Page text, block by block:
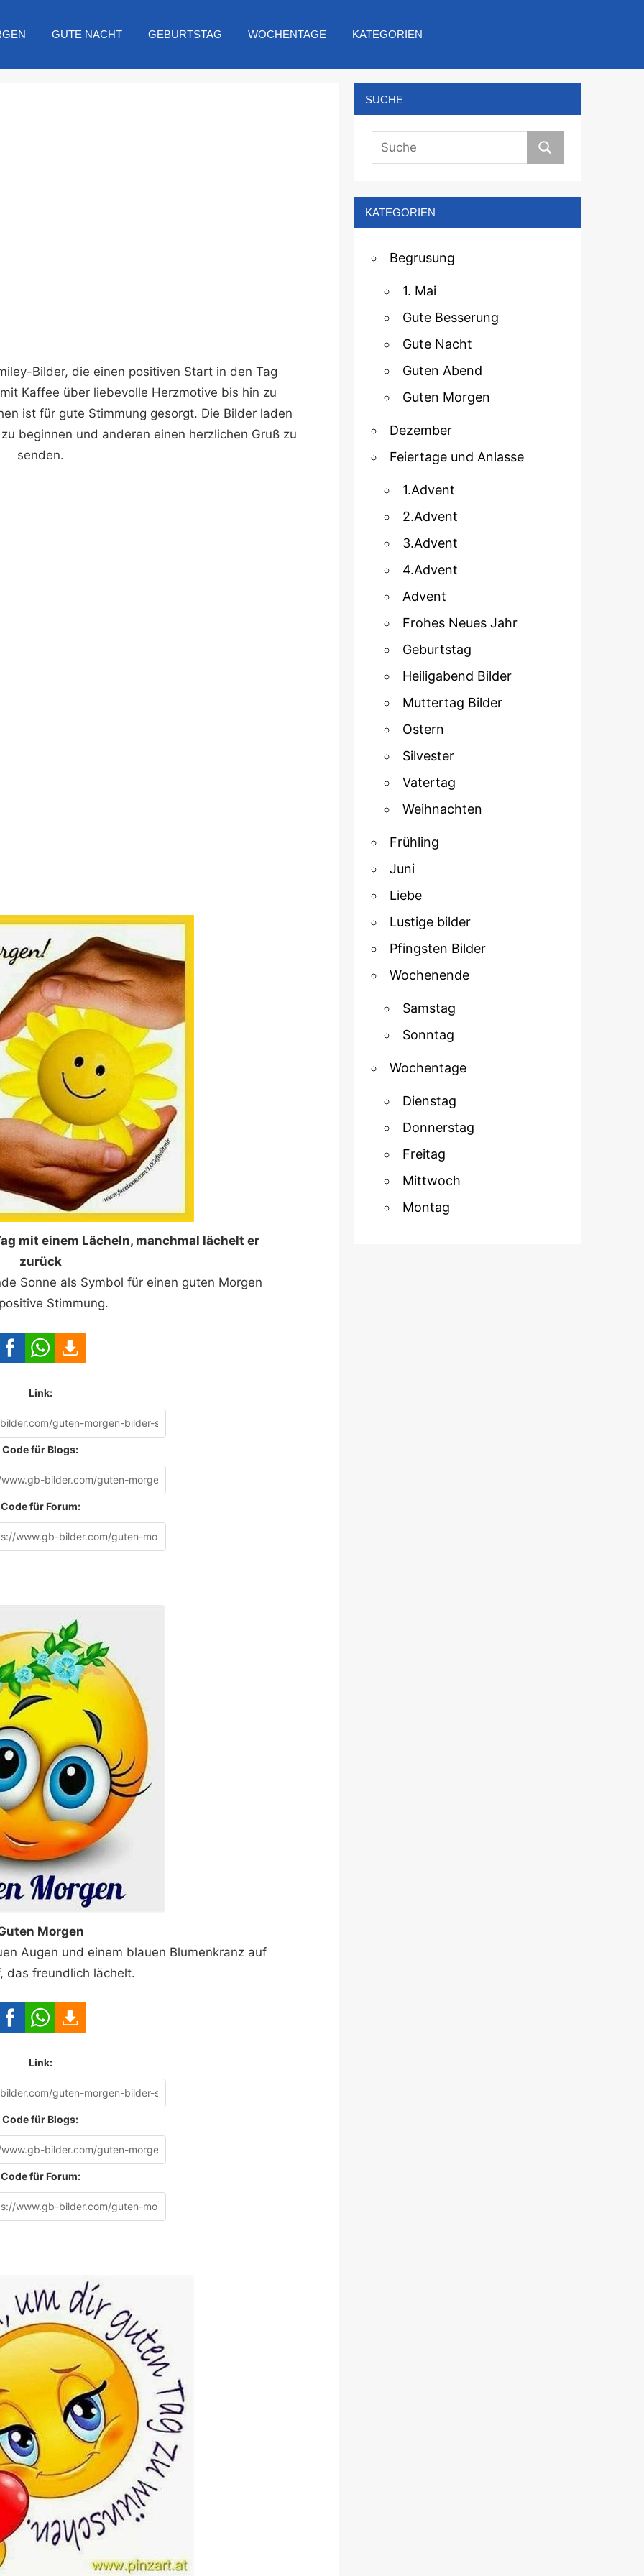
GUTE NACHT GEBURTSTAG WOCHENTAGE KATEGORIEN
Bilder, die einen positiven Start in den Tag
Kaffee über liebevolle Herzmotive bis hin zu
ist für gute Stimmung gesorgt. Die Bilder laden
beginnen und anderen einen herzlichen Gruß zu
senden.
mit einem Lächeln, manchmal lächelt er
zurück
Sonne als Symbol für einen guten Morgen
Stimmung.
Link:
Code für Blogs:
Code für Forum:
Morgen
Augen und einem blauen Blumenkranz auf
das freundlich lächelt.
Link:
Code für Blogs:
Code für Forum:
SUCHE
KATEGORIEN
Begrusung
1. Mai
Gute Besserung
Gute Nacht
Guten Abend
Guten Morgen
Dezember
Feiertage und Anlasse
1.Advent
2.Advent
3.Advent
4.Advent
Advent
Frohes Neues Jahr
Geburtstag
Heiligabend Bilder
Muttertag Bilder
Ostern
Silvester
Vatertag
Weihnachten
Frühling
Juni
Liebe
Lustige bilder
Pfingsten Bilder
Wochenende
Samstag
Sonntag
Wochentage
Dienstag
Donnerstag
Freitag
Mittwoch
Montag